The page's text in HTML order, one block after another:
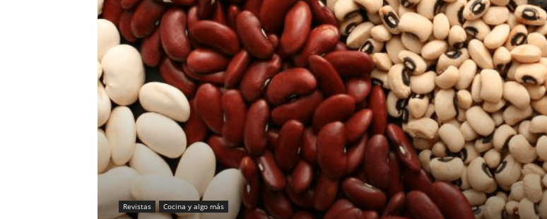
Revistas Cocina y algo más